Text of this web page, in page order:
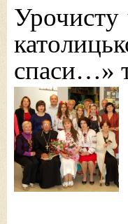
Урочисту
спаси…»